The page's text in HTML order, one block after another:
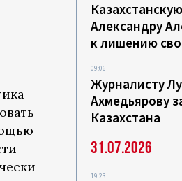
Александру
к лишению
09:06
Журналисту
Ахмедьярову
Казахстана
31.07.2026
19:23